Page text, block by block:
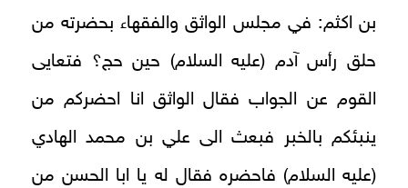
بن اكثم: في مجلس الواثق والفقهاء بحضرته من
حلق رأس آدم (عليه السلام) حين حج؟ فتعايى
القوم عن الجواب فقال الواثق انا احضركم من
ينبئكم بالخبر فبعث الى علي بن محمد الهادي
(عليه السلام) فاحضره فقال له يا ابا الحسن من